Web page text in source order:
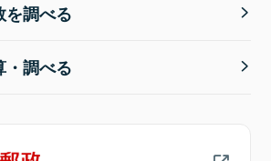
を調べる
・調べる